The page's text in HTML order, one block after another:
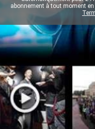
abonnement à tout moment